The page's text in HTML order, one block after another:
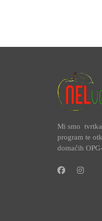
Mi smo tvrtka
program te
domaćih